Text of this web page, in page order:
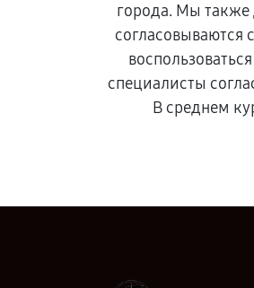
города. Мы также
согласовываются
специалисты
В среднем